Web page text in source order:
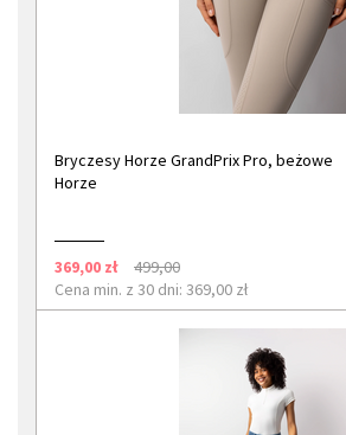
Bryczesy Horze GrandPrix Pro, beżowe
Horze
369,00 zł
499,00
Cena min. z 30 dni: 369,00 zł